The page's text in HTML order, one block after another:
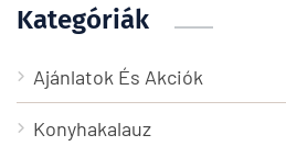
Kategóriák
Ajánlatok És Akciók
Konyhakalauz